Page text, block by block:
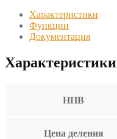
Характеристики
Функции
Документация
Характеристики
НПВ
Цена деления